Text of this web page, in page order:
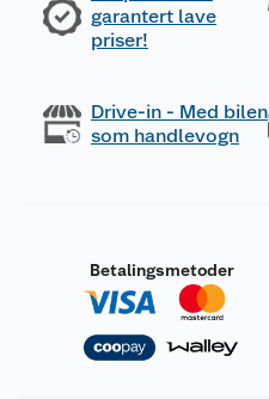
garantert lave
priser!
Drive-in - Med bilen
som handlevogn
Betalingsmetoder